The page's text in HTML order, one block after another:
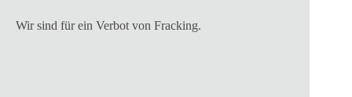
Wir sind für ein Verbot von Fracking.